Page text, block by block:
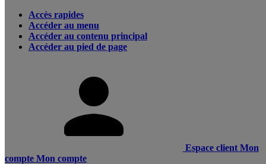
Accès rapides
Accéder au menu
Accéder au contenu principal
Accéder au pied de page
Espace client Mon
compte Mon compte